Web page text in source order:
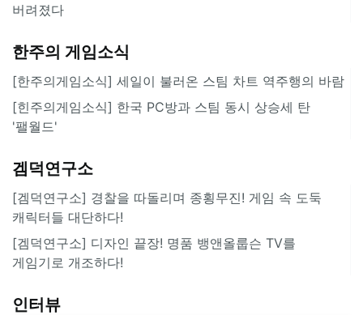
버려졌다
한주의 게임소식
[한주의게임소식] 세일이 불러온 스팀 차트 역주행의 바람
[힌주의게임소식] 한국 PC방과 스팀 동시 상승세 탄
'팰월드'
겜덕연구소
[겜덕연구소] 경찰을 따돌리며 종횡무진! 게임 속 도둑
캐릭터들 대단하다!
[겜덕연구소] 디자인 끝장! 명품 뱅앤올룹슨 TV를
게임기로 개조하다!
인터뷰